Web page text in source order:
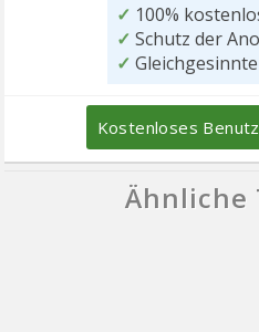
✓ 100%
✓ Schutz der
✓
Kostenloses
Ähnliche